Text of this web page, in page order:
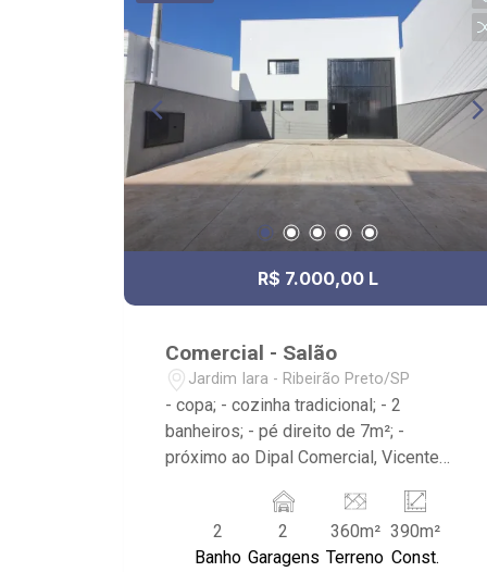
R$ 7.000,00 L
Comercial - Salão
Jardim Iara - Ribeirão Preto/SP
- copa; - cozinha tradicional; - 2
banheiros; - pé direito de 7m²; -
próximo ao Dipal Comercial, Vicente
2
Banho
2
Garagens
360m²
Terreno
390m²
Const.